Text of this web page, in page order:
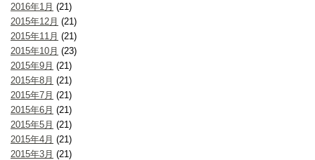
2016年1月 (21)
2015年12月 (21)
2015年11月 (21)
2015年10月 (23)
2015年9月 (21)
2015年8月 (21)
2015年7月 (21)
2015年6月 (21)
2015年5月 (21)
2015年4月 (21)
2015年3月 (21)